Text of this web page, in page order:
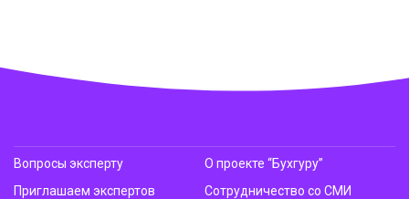
Вопросы эксперту
Приглашаем экспертов
О проекте “Бухгуру”
Сотрудничество со СМИ